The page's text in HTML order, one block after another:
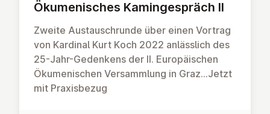
Öku­me­ni­sches Ka­min­ge­spräch II
Zweite Austauschrunde über einen Vortrag
von Kardinal Kurt Koch 2022 anlässlich des
25-Jahr-Gedenkens der II. Europäischen
Ökumenischen Versammlung in Graz...Jetzt
mit Praxisbezug